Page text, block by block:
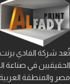
تُعد شركة الفادي
الحقيقيين في صناعة
مصر والمنطقة